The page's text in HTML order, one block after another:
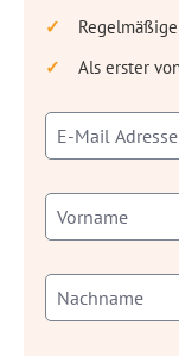
Als erster